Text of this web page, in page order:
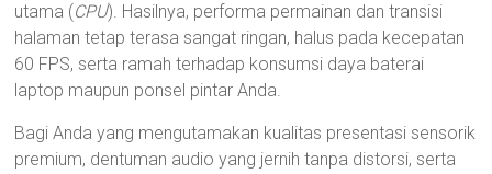
utama (CPU). Hasilnya, performa permainan dan transisi
halaman tetap terasa sangat ringan, halus pada kecepatan
60 FPS, serta ramah terhadap konsumsi daya baterai
laptop maupun ponsel pintar Anda.
Bagi Anda yang mengutamakan kualitas presentasi sensorik
premium, dentuman audio yang jernih tanpa distorsi, serta